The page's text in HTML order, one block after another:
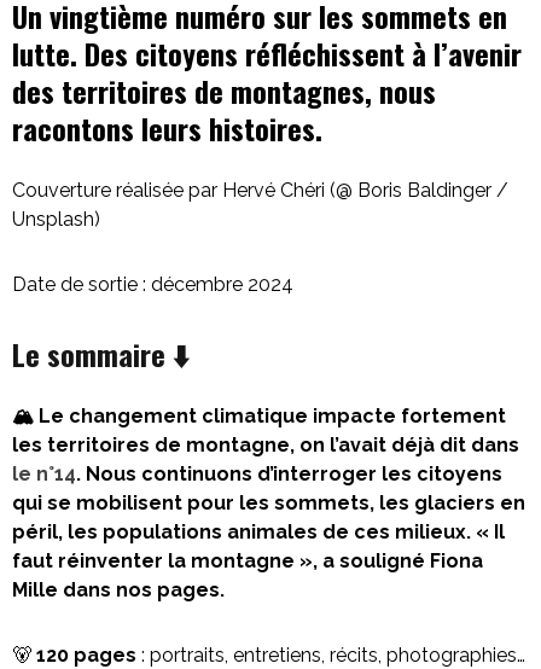
initial
était :
12,90€.
actuel
est :
9,90€.
Un vingtième numéro sur les sommets en
lutte. Des citoyens réfléchissent à l’avenir
des territoires de montagnes, nous
racontons leurs histoires.
Couverture réalisée par Hervé Chéri (@ Boris Baldinger /
Unsplash)
Date de sortie : décembre 2024
Le sommaire⬇️
🏔️ Le changement climatique impacte fortement
les territoires de montagne, on l’avait déjà dit dans
le n°14. Nous continuons d’interroger les citoyens
qui se mobilisent pour les sommets, les glaciers en
péril, les populations animales de ces milieux. « Il
faut réinventer la montagne », a souligné Fiona
Mille dans nos pages.
🐻 120 pages : portraits, entretiens, récits, photographies…